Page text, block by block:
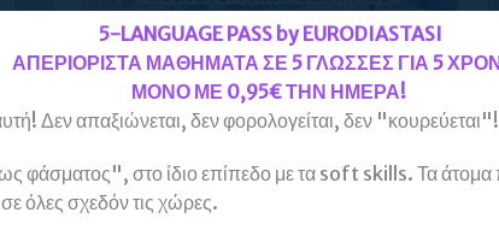
Μαθήματα Ιταλικών «με το δικό σου
ρυθμό»; Ίσως ακούγεται βολικό, αλλά αυτό
εκμάθηση Ιταλικών είναι το πρόγραμμα που
θα
5-LANGUAGE PASS by EURODIASTASI
ΑΠΕΡΙΟΡΙΣΤΑ ΜΑΘΗΜΑΤΑ ΣΕ 5 ΓΛΩΣΣΕΣ ΓΙΑ 5
ΜΟΝΟ ΜΕ 0,95€ ΤΗΝ ΗΜΕΡΑ!
Δεν απαξιώνεται, δεν φορολογείται, δεν "κουρεύεται"!
φάσματος", στο ίδιο επίπεδο με τα soft skills. Τα άτομα
όλες σχεδόν τις χώρες.